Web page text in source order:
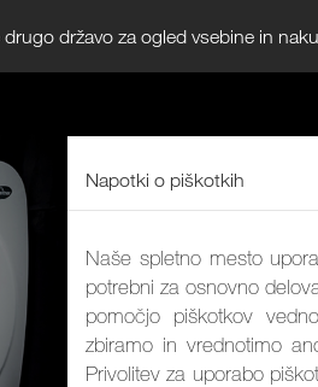
drugo državo za ogled vsebine in
Napotki o piškotkih
Naše spletno mesto
potrebni za osnovno
pomočjo piškotkov
zbiramo in vrednotimo
Privolitev za uporabo